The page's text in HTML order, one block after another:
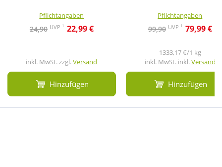
Pflichtangaben
24,90 UVP 1 22,99 €
inkl. MwSt. zzgl.Versand
Hinzufügen
Pflichtangaben
99,90 UVP 1 79,99 €
1333,17 €/1 kg
inkl. MwSt. inkl.Versand
Hinzufügen